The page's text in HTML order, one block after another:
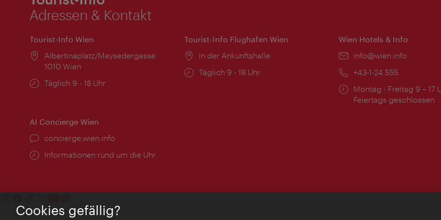
Adressen & Kontakt
Tourist-Info Wien
Ort:
Albertinaplatz/Maysedergasse
1010 Wien
Öffnungszeiten:
Täglich 9 - 18 Uhr
Tourist-Info Flughafen Wien
Ort:
in der Ankunftshalle
Öffnungszeiten:
Täglich 9 - 18 Uhr
Wien Hotels & Info
Email:
info@wien.info
Telefon:
+43-1-24 555
Öffnungszeiten:
Montag - Freitag 9 – 17
Feiertags geschlossen
AI Concierge Wien
Ort:
concierge.wien.info
Öffnungszeiten:
Informationen rund um die Uhr
KontaktCookies gefällig?